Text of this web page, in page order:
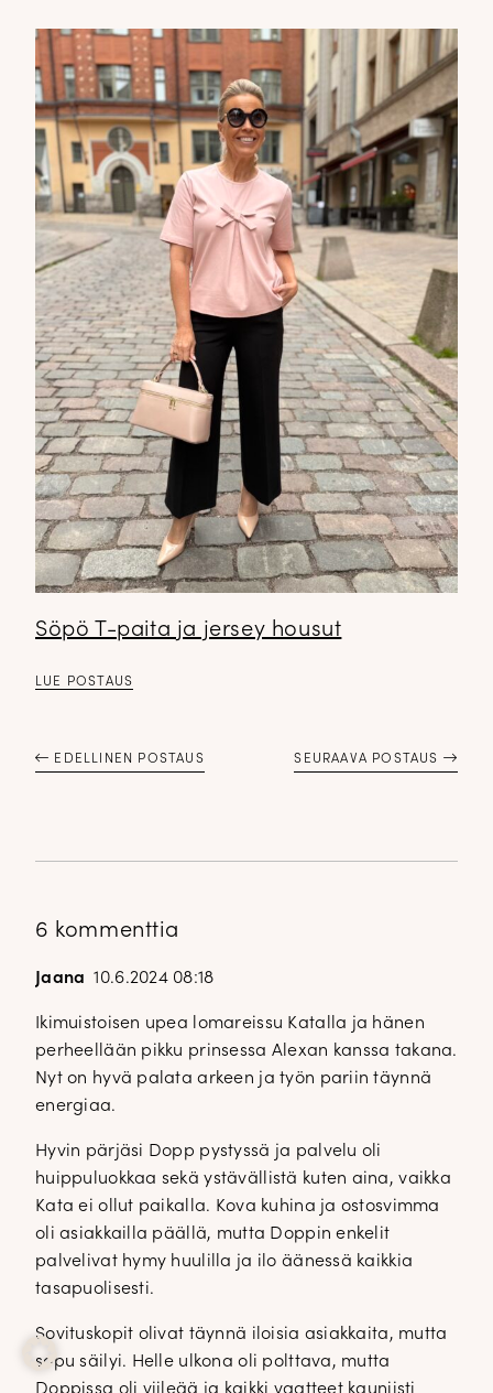
Söpö T-paita ja jersey housut
LUE POSTAUS
EDELLINEN POSTAUS SEURAAVA POSTAUS
6 kommenttia
Jaana 10.6.2024 08:18
Ikimuistoisen upea lomareissu Katalla ja hänen
perheellään pikku prinsessa Alexan kanssa takana.
Nyt on hyvä palata arkeen ja työn pariin täynnä
energiaa.
Hyvin pärjäsi Dopp pystyssä ja palvelu oli
huippuluokkaa sekä ystävällistä kuten aina, vaikka
Kata ei ollut paikalla. Kova kuhina ja ostosvimma
oli asiakkailla päällä, mutta Doppin enkelit
palvelivat hymy huulilla ja ilo äänessä kaikkia
tasapuolisesti.
Sovituskopit olivat täynnä iloisia asiakkaita, mutta
sopu säilyi. Helle ulkona oli polttava, mutta
Doppissa oli viileää ja kaikki vaatteet kauniisti